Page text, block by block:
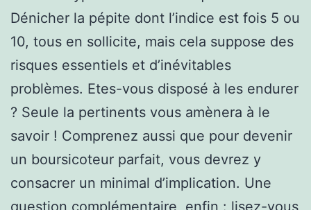
Dénicher la pépite dont l’indice est fois 5 ou
10, tous en sollicite, mais cela suppose des
risques essentiels et d’inévitables
problèmes. Etes-vous disposé à les endurer
? Seule la pertinents vous amènera à le
savoir ! Comprenez aussi que pour devenir
un boursicoteur parfait, vous devrez y
consacrer un minimal d’implication. Une
question complémentaire, enfin : lisez-vous